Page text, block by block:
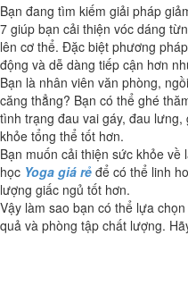
Bạn đang tìm kiếm giải pháp
7 giúp bạn cải thiện vóc dáng
lên cơ thể. Đặc biệt phương
động và dễ dàng tiếp cận hơn
Bạn là nhân viên văn phòng,
căng thẳng? Bạn có thể ghé
tình trạng đau vai gáy, đau
khỏe tổng thể tốt hơn.
Bạn muốn cải thiện sức khỏe về
học Yoga giá rẻ để có thể linh
lượng giấc ngủ tốt hơn.
Vậy làm sao bạn có thể lựa
quả và phòng tập chất lượng.